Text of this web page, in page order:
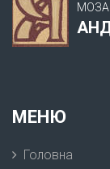
МЕНЮ
Головна